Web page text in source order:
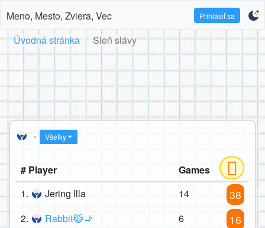
Meno, Mesto, Zviera, Vec Prihlásiť sa
Úvodná stránka Sieň slávy
- Všetky
# Player
Games
1.
Jering Illa 14 38
2. Rabbit😹🚬 6 16